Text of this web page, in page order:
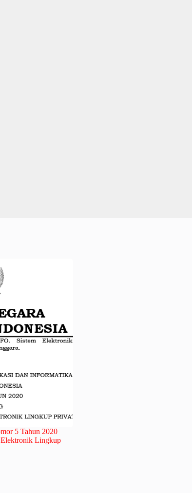
5 Tahun 2020
Elektronik Lingkup